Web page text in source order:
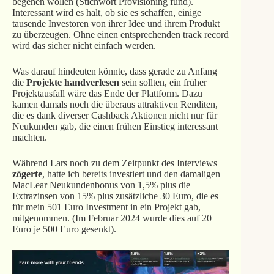
Interessant wird es halt, ob sie es schaffen, einige
tausende Investoren von ihrer Idee und ihrem Produkt
zu überzeugen. Ohne einen entsprechenden track record
wird das sicher nicht einfach werden.
Was darauf hindeuten könnte, dass gerade zu Anfang
die Projekte handverlesensein sollten, ein früher
Projektausfall wäre das Ende der Plattform. Dazu
kamen damals noch die überaus attraktiven Renditen,
die es dank diverser Cashback Aktionen nicht nur für
Neukunden gab, die einen frühen Einstieg interessant
machten.
Während Lars noch zu dem Zeitpunkt des Interviews
zögerte, hatte ich bereits investiert und den damaligen
MacLear Neukundenbonus von 1,5% plus die
Extrazinsen von 15% plus zusätzliche 30 Euro, die es
für mein 501 Euro Investment in ein Projekt gab,
mitgenommen. (Im Februar 2024 wurde dies auf 20
Euro je 500 Euro gesenkt).